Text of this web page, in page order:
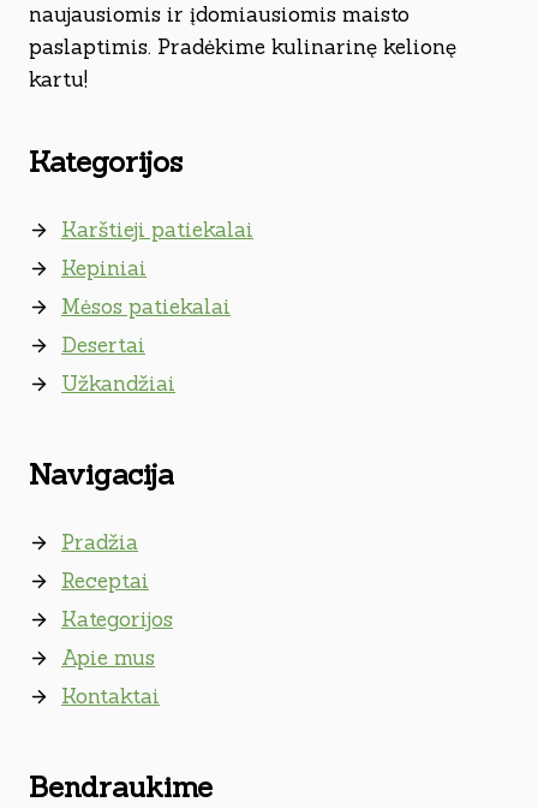
naujausiomis ir įdomiausiomis maisto
paslaptimis. Pradėkime kulinarinę kelionę
kartu!
Kategorijos
Karštieji patiekalai
Kepiniai
Mėsos patiekalai
Desertai
Užkandžiai
Navigacija
Pradžia
Receptai
Kategorijos
Apie mus
Kontaktai
Bendraukime